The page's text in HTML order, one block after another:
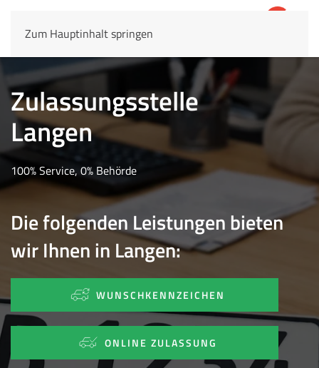
Zum Hauptinhalt springen
Zulassungsstelle
Langen
100% Service, 0% Behörde
Die folgenden Leistungen bieten
wir Ihnen in Langen:
WUNSCHKENNZEICHEN
ONLINE ZULASSUNG